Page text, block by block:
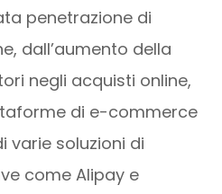
penetrazione di
dall’aumento della
negli acquisti online,
di e-commerce
varie soluzioni di
come Alipay e